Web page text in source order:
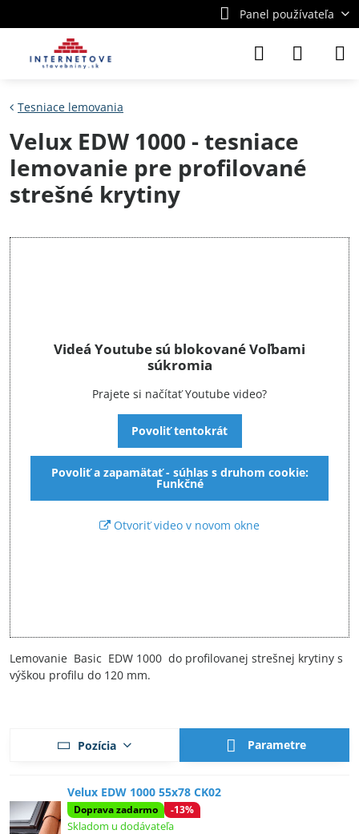
Panel používateľa
Tesniace lemovania
Velux EDW 1000 - tesniace
lemovanie pre profilované
strešné krytiny
Videá Youtube sú blokované Voľbami
súkromia
Prajete si načítať Youtube video?
Povoliť tentokrát
Povoliť a zapamätať - súhlas s druhom cookie:
Funkčné
Otvoriť video v novom okne
Lemovanie Basic EDW 1000 do profilovanej strešnej krytiny s
výškou profilu do 120 mm.
Pozícia Parametre
Velux EDW 1000 55x78 CK02
Doprava zadarmo -13%
Skladom u dodávateľa